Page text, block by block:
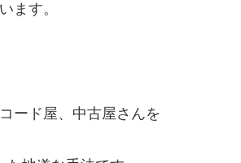
ます。
ード屋、中古屋さんを